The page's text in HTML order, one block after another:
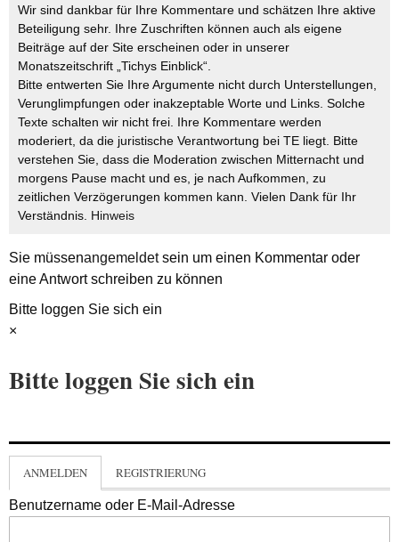
Wir sind dankbar für Ihre Kommentare und schätzen Ihre aktive
Beteiligung sehr. Ihre Zuschriften können auch als eigene
Beiträge auf der Site erscheinen oder in unserer
Monatszeitschrift „Tichys Einblick“.
Bitte entwerten Sie Ihre Argumente nicht durch Unterstellungen,
Verunglimpfungen oder inakzeptable Worte und Links. Solche
Texte schalten wir nicht frei. Ihre Kommentare werden
moderiert, da die juristische Verantwortung bei TE liegt. Bitte
verstehen Sie, dass die Moderation zwischen Mitternacht und
morgens Pause macht und es, je nach Aufkommen, zu
zeitlichen Verzögerungen kommen kann. Vielen Dank für Ihr
Verständnis. Hinweis
Sie müssenangemeldetsein um einen Kommentar oder
eine Antwort schreiben zu können
Bitte loggen Sie sich ein
×
Bitte loggen Sie sich ein
ANMELDEN REGISTRIERUNG
Benutzername oder E-Mail-Adresse